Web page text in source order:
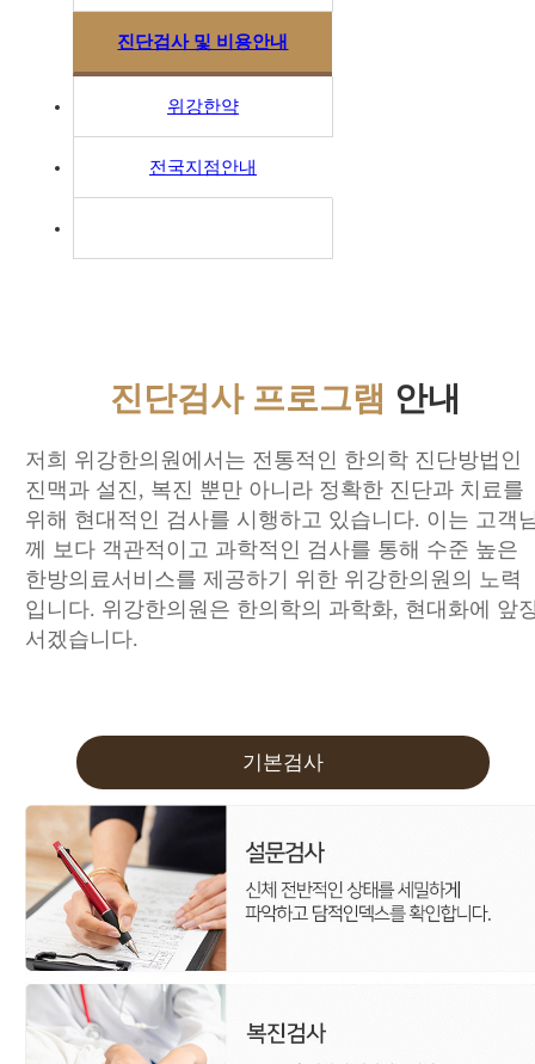
진단검사 및 비용안내
위강한약
전국지점안내
진단검사 프로그램 안내
저희 위강한의원에서는 전통적인 한의학 진단방법인
진맥과 설진, 복진 뿐만 아니라 정확한 진단과 치료를
위해 현대적인 검사를 시행하고 있습니다. 이는 고객
께 보다 객관적이고 과학적인 검사를 통해 수준 높은
한방의료서비스를 제공하기 위한 위강한의원의 노력
입니다. 위강한의원은 한의학의 과학화, 현대화에 앞
서겠습니다.
기본검사